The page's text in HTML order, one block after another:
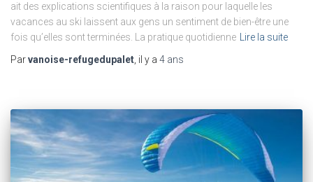
ait des explications scientifiques à la raison pour laquelle les
vacances au ski laissent aux gens un sentiment de bien-être une
fois qu’elles sont terminées. La pratique quotidienne Lire la suite
Parvanoise-refugedupalet, il y a 4 ans